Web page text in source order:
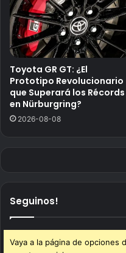
Toyota GR GT: ¿El
Prototipo Revolucionario
que Superará los Récords
en Nürburgring?
2026-08-08
Seguinos!
Vaya a la página de opciones